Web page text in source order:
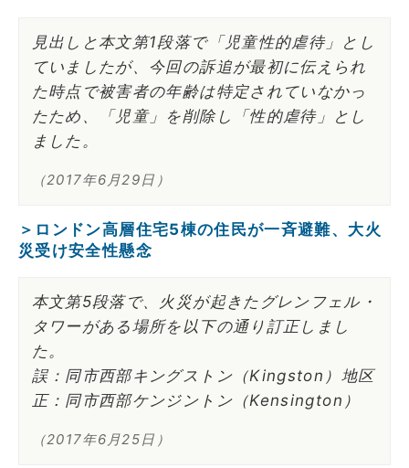
見出しと本文第1段落で「児童性的虐待」とし
ていましたが、今回の訴追が最初に伝えられ
た時点で被害者の年齢は特定されていなかっ
たため、「児童」を削除し「性的虐待」とし
ました。
（2017年6月29日）
＞ロンドン高層住宅5棟の住民が一斉避難、大火
災受け安全性懸念
本文第5段落で、火災が起きたグレンフェル・
タワーがある場所を以下の通り訂正しまし
た。
誤：同市西部キングストン（Kingston）地区
正：同市西部ケンジントン（Kensington）
（2017年6月25日）